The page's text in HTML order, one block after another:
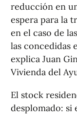
reducción en
espera para la
en el caso de
las concedidas
explica Juan
Vivienda del
El stock
desplomado: si